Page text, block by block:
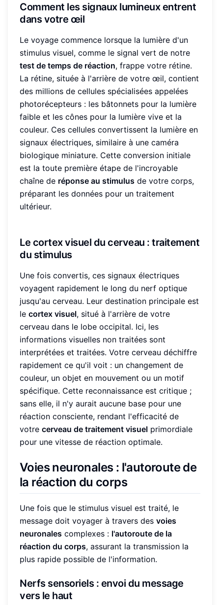
Comment les signaux lumineux entrent
dans votre œil
Le voyage commence lorsque la lumière d'un
stimulus visuel, comme le signal vert de notre
test de temps de réaction, frappe votre rétine.
La rétine, située à l'arrière de votre œil, contient
des millions de cellules spécialisées appelées
photorécepteurs : les bâtonnets pour la lumière
faible et les cônes pour la lumière vive et la
couleur. Ces cellules convertissent la lumière en
signaux électriques, similaire à une caméra
biologique miniature. Cette conversion initiale
est la toute première étape de l'incroyable
chaîne de réponse au stimulus de votre corps,
préparant les données pour un traitement
ultérieur.
Le cortex visuel du cerveau : traitement
du stimulus
Une fois convertis, ces signaux électriques
voyagent rapidement le long du nerf optique
jusqu'au cerveau. Leur destination principale est
le cortex visuel, situé à l'arrière de votre
cerveau dans le lobe occipital. Ici, les
informations visuelles non traitées sont
interprétées et traitées. Votre cerveau déchiffre
rapidement ce qu'il voit : un changement de
couleur, un objet en mouvement ou un motif
spécifique. Cette reconnaissance est critique ;
sans elle, il n'y aurait aucune base pour une
réaction consciente, rendant l'efficacité de
votre cerveau de traitement visuel primordiale
pour une vitesse de réaction optimale.
Voies neuronales : l'autoroute de
la réaction du corps
Une fois que le stimulus visuel est traité, le
message doit voyager à travers des voies
neuronales complexes : l'autoroute de la
réaction du corps, assurant la transmission la
plus rapide possible de l'information.
Nerfs sensoriels : envoi du message
vers le haut